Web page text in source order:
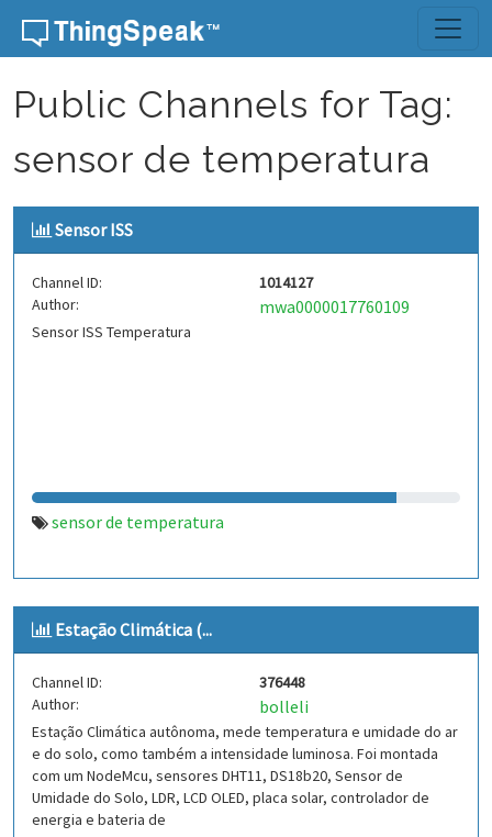
Skip to content
Public Channels for Tag:
sensor de temperatura
Sensor ISS
Channel ID:
1014127
Author:
mwa0000017760109
Sensor ISS Temperatura
sensor de temperatura
Estação Climática (...
Channel ID:
376448
Author:
bolleli
Estação Climática autônoma, mede temperatura e umidade do ar
e do solo, como também a intensidade luminosa. Foi montada
com um NodeMcu, sensores DHT11, DS18b20, Sensor de
Umidade do Solo, LDR, LCD OLED, placa solar, controlador de
energia e bateria de